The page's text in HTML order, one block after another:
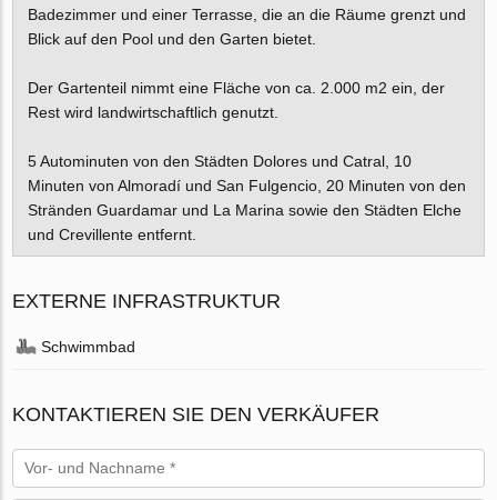
Badezimmer und einer Terrasse, die an die Räume grenzt und
Blick auf den Pool und den Garten bietet.
Der Gartenteil nimmt eine Fläche von ca. 2.000 m2 ein, der
Rest wird landwirtschaftlich genutzt.
5 Autominuten von den Städten Dolores und Catral, 10
Minuten von Almoradí und San Fulgencio, 20 Minuten von den
Stränden Guardamar und La Marina sowie den Städten Elche
und Crevillente entfernt.
EXTERNE INFRASTRUKTUR
Schwimmbad
KONTAKTIEREN SIE DEN VERKÄUFER